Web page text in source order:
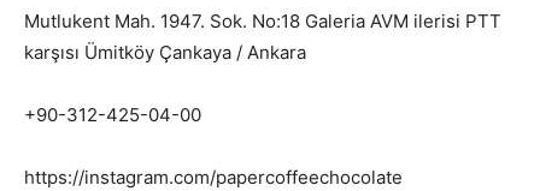
Mutlukent Mah. 1947. Sok. No:18 Galeria AVM ilerisi PTT
karşısı Ümitköy Çankaya / Ankara
+90-312-425-04-00
https://instagram.com/papercoffeechocolate